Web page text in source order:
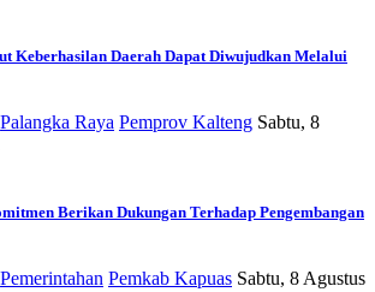
Keberhasilan Daerah Dapat Diwujudkan Melalui
Palangka Raya Pemprov Kalteng Sabtu, 8
Berikan Dukungan Terhadap Pengembangan
Pemerintahan Pemkab Kapuas Sabtu, 8 Agustus